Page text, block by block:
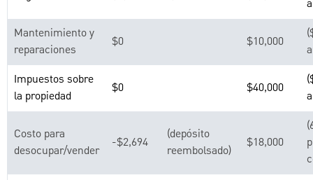
Mantenimiento y
reparaciones
$0 $10,000
Impuestos sobre
la propiedad
$0 $40,000
Costo para
desocupar/vender
-$2,694
(depósito
reembolsado)
$18,000